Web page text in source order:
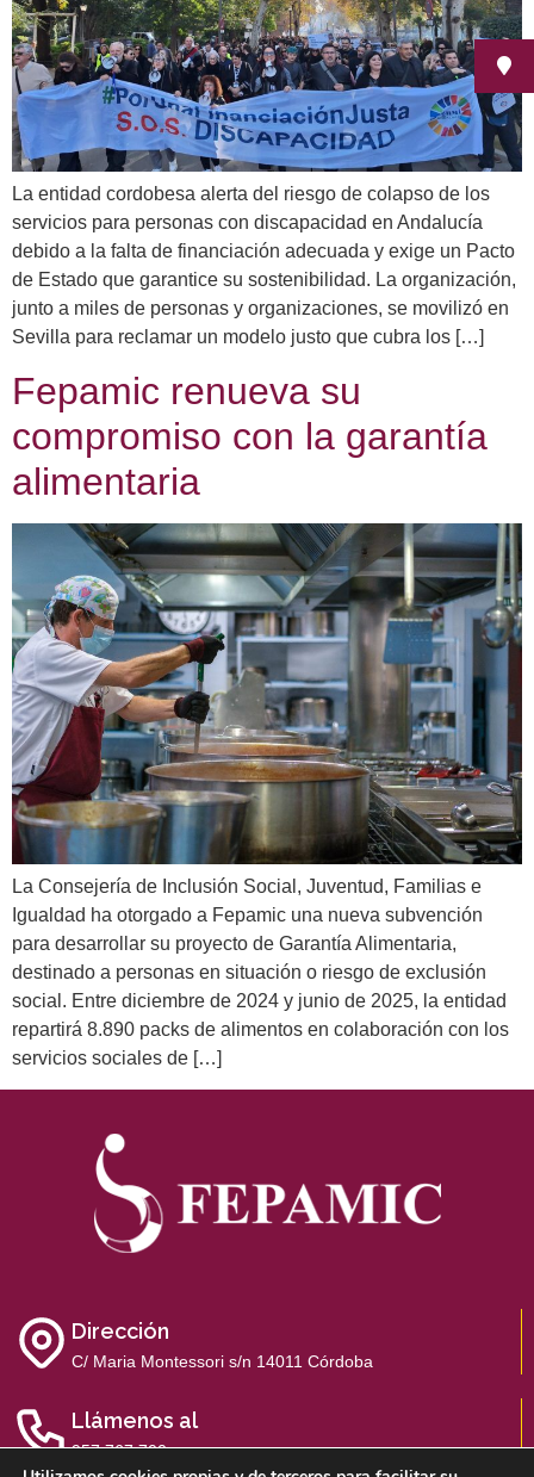
La entidad cordobesa alerta del riesgo de colapso de los
servicios para personas con discapacidad en Andalucía
debido a la falta de financiación adecuada y exige un Pacto
de Estado que garantice su sostenibilidad. La organización,
junto a miles de personas y organizaciones, se movilizó en
Sevilla para reclamar un modelo justo que cubra los […]
Fepamic renueva su
compromiso con la garantía
alimentaria
La Consejería de Inclusión Social, Juventud, Familias e
Igualdad ha otorgado a Fepamic una nueva subvención
para desarrollar su proyecto de Garantía Alimentaria,
destinado a personas en situación o riesgo de exclusión
social. Entre diciembre de 2024 y junio de 2025, la entidad
repartirá 8.890 packs de alimentos en colaboración con los
servicios sociales de […]
Dirección
C/ Maria Montessori s/n 14011 Córdoba
Llámenos al
957 767 700